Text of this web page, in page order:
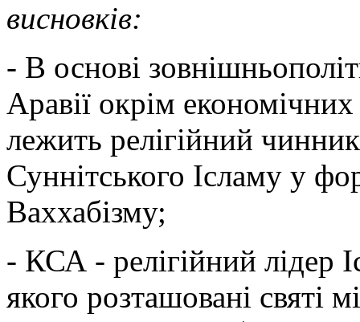
висновків:
- В основі
Аравії окрім
лежить релігійний
Суннітського Ісламу у
Ваххабізму;
- КСА - релігійний лідер
якого розташовані святі